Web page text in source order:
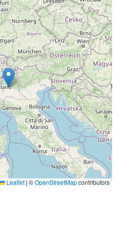
Leaflet | ©OpenStreetMapcontributors